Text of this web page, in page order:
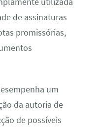
de assinaturas
promissórias,
um
da autoria de
de possíveis